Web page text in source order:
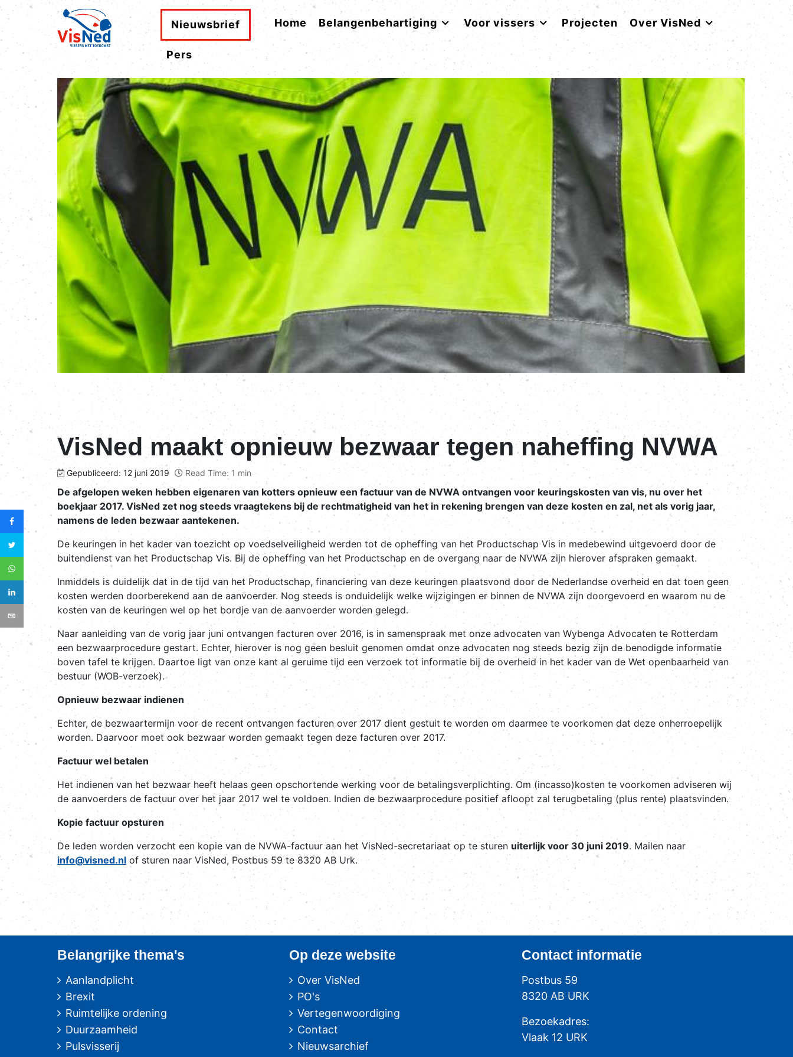
Nieuwsbrief Home Belangenbehartiging Voor vissers Projecten Over VisNed
Pers
VisNed maakt opnieuw bezwaar tegen naheffing NVWA
Gepubliceerd: 12 juni 2019 Read Time: 1 min
De afgelopen weken hebben eigenaren van kotters opnieuw een factuur van de NVWA ontvangen voor keuringskosten van vis, nu over het
boekjaar 2017. VisNed zet nog steeds vraagtekens bij de rechtmatigheid van het in rekening brengen van deze kosten en zal, net als vorig jaar,
namens de leden bezwaar aantekenen.
De keuringen in het kader van toezicht op voedselveiligheid werden tot de opheffing van het Productschap Vis in medebewind uitgevoerd door de
buitendienst van het Productschap Vis. Bij de opheffing van het Productschap en de overgang naar de NVWA zijn hierover afspraken gemaakt.
Inmiddels is duidelijk dat in de tijd van het Productschap, financiering van deze keuringen plaatsvond door de Nederlandse overheid en dat toen geen
kosten werden doorberekend aan de aanvoerder. Nog steeds is onduidelijk welke wijzigingen er binnen de NVWA zijn doorgevoerd en waarom nu de
kosten van de keuringen wel op het bordje van de aanvoerder worden gelegd.
Naar aanleiding van de vorig jaar juni ontvangen facturen over 2016, is in samenspraak met onze advocaten van Wybenga Advocaten te Rotterdam
een bezwaarprocedure gestart. Echter, hierover is nog geen besluit genomen omdat onze advocaten nog steeds bezig zijn de benodigde informatie
boven tafel te krijgen. Daartoe ligt van onze kant al geruime tijd een verzoek tot informatie bij de overheid in het kader van de Wet openbaarheid van
bestuur (WOB-verzoek).
Opnieuw bezwaar indienen
Echter, de bezwaartermijn voor de recent ontvangen facturen over 2017 dient gestuit te worden om daarmee te voorkomen dat deze onherroepelijk
worden. Daarvoor moet ook bezwaar worden gemaakt tegen deze facturen over 2017.
Factuur wel betalen
Het indienen van het bezwaar heeft helaas geen opschortende werking voor de betalingsverplichting. Om (incasso)kosten te voorkomen adviseren wij
de aanvoerders de factuur over het jaar 2017 wel te voldoen. Indien de bezwaarprocedure positief afloopt zal terugbetaling (plus rente) plaatsvinden.
Kopie factuur opsturen
De leden worden verzocht een kopie van de NVWA-factuur aan het VisNed-secretariaat op te sturen uiterlijk voor 30 juni 2019. Mailen naar
info@visned.nl of sturen naar VisNed, Postbus 59 te 8320 AB Urk.
Belangrijke thema's
Aanlandplicht
Brexit
Ruimtelijke ordening
Duurzaamheid
Pulsvisserij
Op deze website
Over VisNed
PO's
Vertegenwoordiging
Contact
Nieuwsarchief
Contactinformatie
Postbus 59
8320 AB URK
Bezoekadres:
Vlaak 12 URK